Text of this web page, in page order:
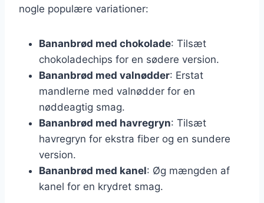
nogle populære variationer:
Bananbrød med chokolade: Tilsæt
chokoladechips for en sødere version.
Bananbrød med valnødder: Erstat
mandlerne med valnødder for en
nøddeagtig smag.
Bananbrød med havregryn: Tilsæt
havregryn for ekstra fiber og en sundere
version.
Bananbrød med kanel: Øg mængden af
kanel for en krydret smag.